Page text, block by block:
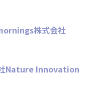
株式会社
社Nature Innovation